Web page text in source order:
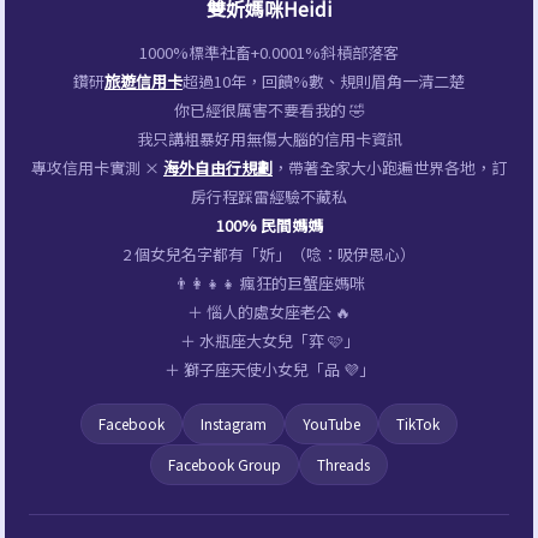
雙妡媽咪Heidi
1000%標準社畜+0.0001%斜槓部落客
鑽研旅遊信用卡超過10年，回饋%數、規則眉角一清二楚
你已經很厲害不要看我的 🤣
我只講粗暴好用無傷大腦的信用卡資訊
專攻信用卡實測 × 海外自由行規劃 ，帶著全家大小跑遍世界各地，訂
房行程踩雷經驗不藏私
100% 民間媽媽
2 個女兒名字都有「妡」（唸：吸伊恩心）
👨‍👩‍👧‍👧 瘋狂的巨蟹座媽咪
＋ 惱人的處女座老公 🔥
＋ 水瓶座大女兒「弈 🩷」
＋ 獅子座天使小女兒「品 💜」
Facebook Instagram YouTube
TikTok
Facebook Group
Threads